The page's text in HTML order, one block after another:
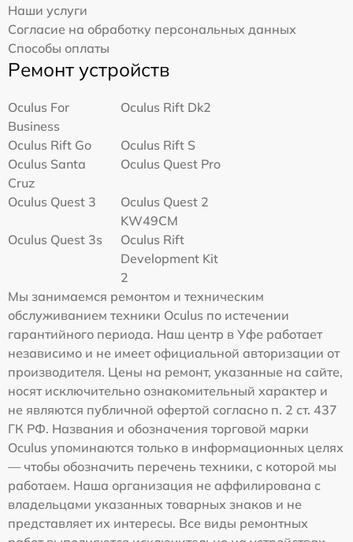
Наши услуги
Согласие на обработку персональных данных
Способы оплаты
Ремонт устройств
Oculus For
Business
Oculus Rift Dk2
Oculus Rift Go
Oculus Rift S
Oculus Santa
Cruz
Oculus Quest Pro
Oculus Quest 3
Oculus Quest 2
KW49CM
Oculus Quest 3s
Oculus Rift
Development Kit
2
Мы занимаемся ремонтом и техническим
обслуживанием техники Oculus по истечении
гарантийного периода. Наш центр в Уфе работает
независимо и не имеет официальной авторизации от
производителя. Цены на ремонт, указанные на сайте,
носят исключительно ознакомительный характер и
не являются публичной офертой согласно п. 2 ст. 437
ГК РФ. Названия и обозначения торговой марки
Oculus упоминаются только в информационных целях
— чтобы обозначить перечень техники, с которой мы
работаем. Наша организация не аффилирована с
владельцами указанных товарных знаков и не
представляет их интересы. Все виды ремонтных